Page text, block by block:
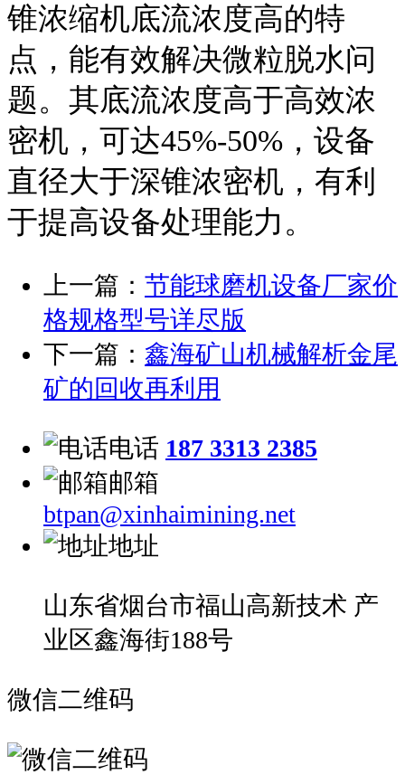
锥浓缩机底流浓度高的特
点，能有效解决微粒脱水问
题。其底流浓度高于高效浓
密机，可达45%-50%，设备
直径大于深锥浓密机，有利
于提高设备处理能力。
上一篇： 节能球磨机设备厂家价
格规格型号详尽版
下一篇： 鑫海矿山机械解析金尾
矿的回收再利用
电话 187 3313 2385
邮箱
btpan@xinhaimining.net
地址
山东省烟台市福山高新技术 产
业区鑫海街188号
微信二维码